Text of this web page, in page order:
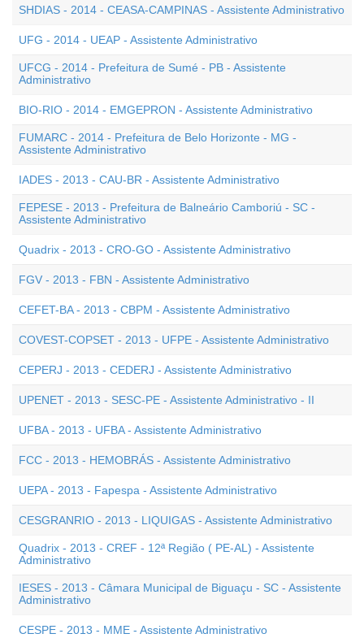
SHDIAS - 2014 - CEASA-CAMPINAS - Assistente Administrativo
UFG - 2014 - UEAP - Assistente Administrativo
UFCG - 2014 - Prefeitura de Sumé - PB - Assistente
Administrativo
BIO-RIO - 2014 - EMGEPRON - Assistente Administrativo
FUMARC - 2014 - Prefeitura de Belo Horizonte - MG -
Assistente Administrativo
IADES - 2013 - CAU-BR - Assistente Administrativo
FEPESE - 2013 - Prefeitura de Balneário Camboriú - SC -
Assistente Administrativo
Quadrix - 2013 - CRO-GO - Assistente Administrativo
FGV - 2013 - FBN - Assistente Administrativo
CEFET-BA - 2013 - CBPM - Assistente Administrativo
COVEST-COPSET - 2013 - UFPE - Assistente Administrativo
CEPERJ - 2013 - CEDERJ - Assistente Administrativo
UPENET - 2013 - SESC-PE - Assistente Administrativo - II
UFBA - 2013 - UFBA - Assistente Administrativo
FCC - 2013 - HEMOBRÁS - Assistente Administrativo
UEPA - 2013 - Fapespa - Assistente Administrativo
CESGRANRIO - 2013 - LIQUIGAS - Assistente Administrativo
Quadrix - 2013 - CREF - 12ª Região ( PE-AL) - Assistente
Administrativo
IESES - 2013 - Câmara Municipal de Biguaçu - SC - Assistente
Administrativo
CESPE - 2013 - MME - Assistente Administrativo